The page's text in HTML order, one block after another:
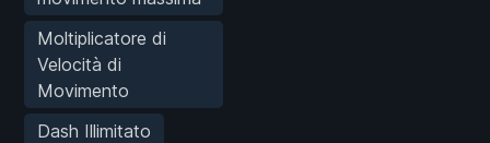
Moltiplicatore di
Velocità di
Movimento
Dash Illimitato